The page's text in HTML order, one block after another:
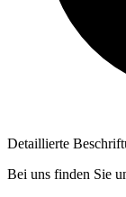
Detaillierte
Bei uns finden Sie